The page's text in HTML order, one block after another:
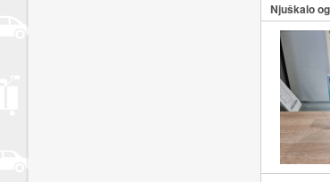
uslugu i poštene cijene za njihove artikle.
Bilo da vam je potreban brzi zajam ili tražite
naše iskusno osoblje je tu da vam
integritetom i predanošću zadovoljstvu
Njuškalo